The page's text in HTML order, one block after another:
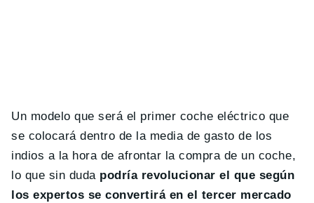
Un modelo que será el primer coche eléctrico que
se colocará dentro de la media de gasto de los
indios a la hora de afrontar la compra de un coche,
lo que sin duda podría revolucionar el que según
los expertos se convertirá en el tercer mercado